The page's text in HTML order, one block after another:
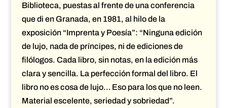
Biblioteca, puestas al frente de una conferencia
que di en Granada, en 1981, al hilo de la
exposición “Imprenta y Poesía”: “Ninguna edición
de lujo, nada de príncipes, ni de ediciones de
filólogos. Cada libro, sin notas, en la edición más
clara y sencilla. La perfección formal del libro. El
libro no es cosa de lujo… Eso para los que no leen.
Material escelente, seriedad y sobriedad”.